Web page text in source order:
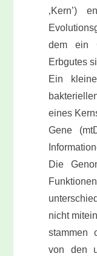
‚Kern’)
dem ein
Erbgutes
Ein
eines
Gene
Die
nicht
stammen
von den